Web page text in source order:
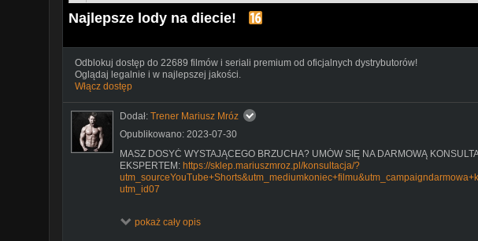
Najlepsze lody na diecie!
Odblokuj dostęp do 22689 filmów i seriali premium od oficjalnych dystrybutorów!
Oglądaj legalnie i w najlepszej jakości.
Włącz dostęp
Dodał: Trener Mariusz Mróz
Opublikowano: 2023-07-30
MASZ DOSYĆ WYSTAJĄCEGO BRZUCHA? UMÓW SIĘ NA DARMOWĄ
EKSPERTEM: https://sklep.mariuszmroz.pl/konsultacja/?
utm_id07
pokaż cały opis